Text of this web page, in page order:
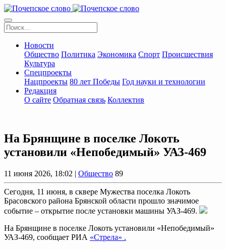
Новости
Общество Политика Экономика Спорт Происшествия
Культура
Спецпроекты
Нацпроекты 80 лет Победы Год науки и технологии
Редакция
О сайте Обратная связь Коллектив
На Брянщине в поселке Локоть
установили «Непобедимый» УАЗ-469
11 июня 2026, 18:02 | Общество 89
Сегодня, 11 июня, в сквере Мужества поселка Локоть
Брасовского района Брянской области прошло значимое
событие – открытие после установки машины УАЗ-469.
На Брянщине в поселке Локоть установили «Непобедимый»
УАЗ-469, сообщает РИА «Стрела» .